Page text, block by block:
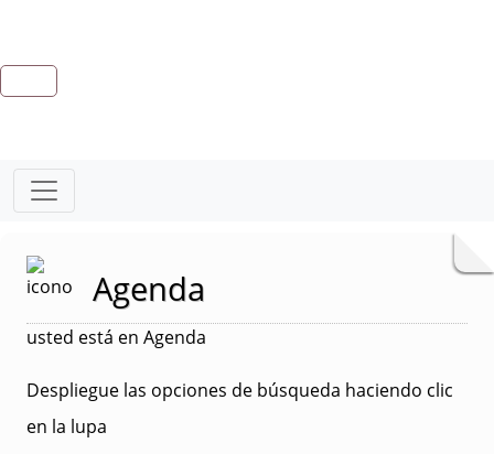
Agenda
usted está en Agenda
Despliegue las opciones de búsqueda haciendo clic
en la lupa